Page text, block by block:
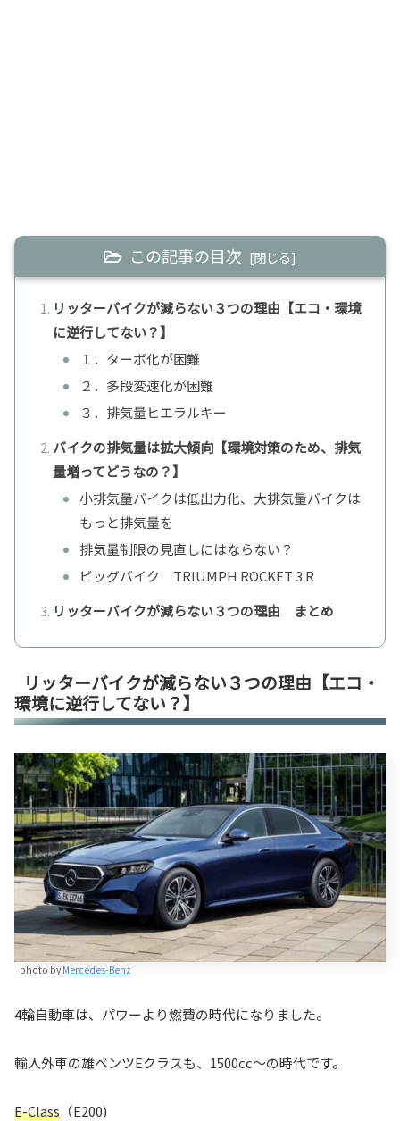
この記事の目次
リッターバイクが減らない３つの理由【エコ・環境
に逆行してない？】
１．ターボ化が困難
２．多段変速化が困難
３．排気量ヒエラルキー
バイクの排気量は拡大傾向【環境対策のため、排気
量増ってどうなの？】
小排気量バイクは低出力化、大排気量バイクは
もっと排気量を
排気量制限の見直しにはならない？
ビッグバイク TRIUMPH ROCKET 3 R
リッターバイクが減らない３つの理由 まとめ
リッターバイクが減らない３つの理由【エコ・
環境に逆行してない？】
photo byMercedes-Benz
4輪自動車は、パワーより燃費の時代になりました。
輸入外車の雄ベンツEクラスも、1500cc～の時代です。
E-Class （E200)